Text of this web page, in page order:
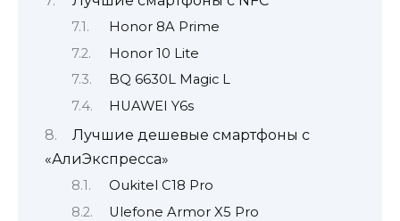
Honor 8A Prime
Honor 10 Lite
BQ 6630L Magic L
HUAWEI Y6s
Лучшие дешевые смартфоны с
«АлиЭкспресса»
Oukitel C18 Pro
Ulefone Armor X5 Pro